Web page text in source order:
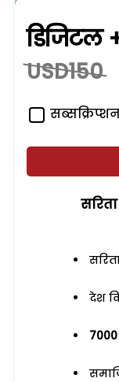
डिजिटल
USD150
देश
7000